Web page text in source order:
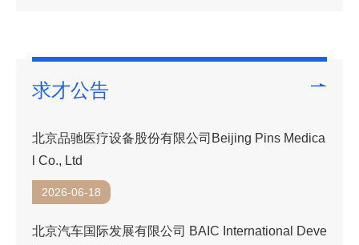
求才公告
北京品驰医疗设备股份有限公司Beijing Pins Medica
l Co., Ltd
2026-06-18
北京汽车国际发展有限公司 BAIC International Deve